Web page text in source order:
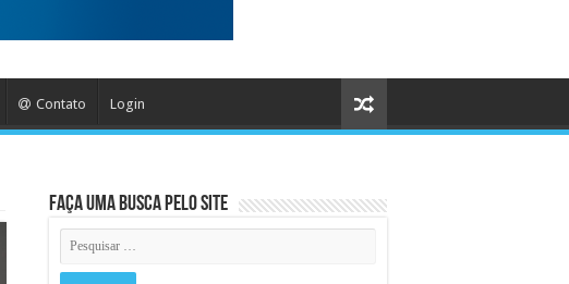
Contato Login
Faça uma busca pelo Site